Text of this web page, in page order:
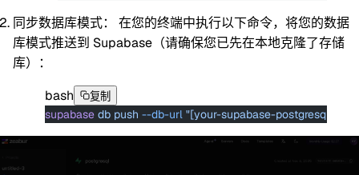
同步数据库模式：
在您的终端中执行以下命令，将您的数据
库模式推送到 Supabase（请确保您已先在本地克隆了存储
库）：
bash
复制
supabase db push --db-url "[your-supabase-postgresql-